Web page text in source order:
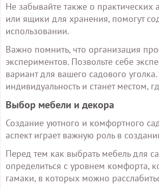
Не забывайте также о
или ящики для хранения, помогут
использовании.
Важно помнить, что организация
экспериментов. Позвольте себе
вариант для вашего садового
индивидуальность и станет местом,
Выбор мебели и декора
Создание уютного и комфортного
аспект играет важную роль в
Перед тем как выбрать мебель для
определиться с уровнем комфорта,
гамаки, в которых можно